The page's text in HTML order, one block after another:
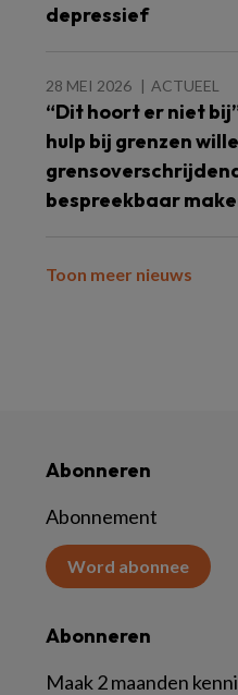
depressief
28 MEI 2026 ACTUEEL
“Dit hoort er niet
hulp bij grenzen
bespreekbaar
Toon meer nieuws
Abonneren
Abonnement
Word abonnee
Abonneren
Maak 2 maanden